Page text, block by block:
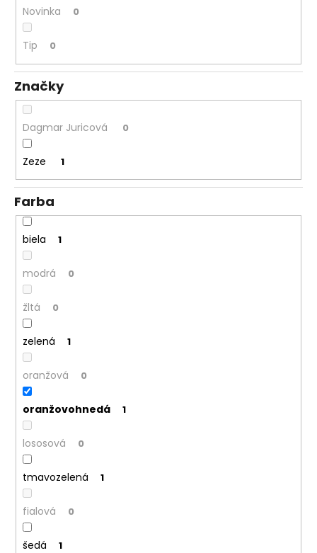
Novinka 0
Tip 0
Značky
Dagmar Juricová 0
Zeze 1
Farba
biela 1
modrá 0
žltá 0
zelená 1
oranžová 0
oranžovohnedá 1
lososová 0
tmavozelená 1
fialová 0
šedá 1
á
ť
?
O
d
p
o
a
m